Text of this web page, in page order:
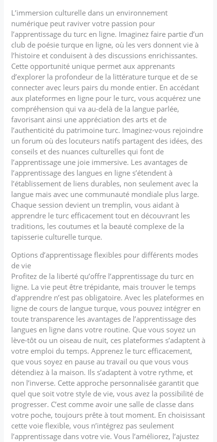
L’immersion culturelle dans un environnement
numérique peut raviver votre passion pour
l’apprentissage du turc en ligne. Imaginez faire partie d’un
club de poésie turque en ligne, où les vers donnent vie à
l’histoire et conduisent à des discussions enrichissantes.
Cette opportunité unique permet aux apprenants
d’explorer la profondeur de la littérature turque et de se
connecter avec leurs pairs du monde entier. En accédant
aux plateformes en ligne pour le turc, vous acquérez une
compréhension qui va au-delà de la langue parlée,
favorisant ainsi une appréciation des arts et de
l’authenticité du patrimoine turc. Imaginez-vous rejoindre
un forum où des locuteurs natifs partagent des idées, des
conseils et des nuances culturelles qui font de
l’apprentissage une joie immersive. Les avantages de
l’apprentissage des langues en ligne s’étendent à
l’établissement de liens durables, non seulement avec la
langue mais avec une communauté mondiale plus large.
Chaque session devient un tremplin, vous aidant à
apprendre le turc efficacement tout en découvrant les
traditions, les coutumes et la beauté complexe de la
tapisserie culturelle turque.
Options d’apprentissage flexibles pour différents modes
de vie
Profitez de la liberté qu’offre l’apprentissage du turc en
ligne. La vie peut être trépidante, mais trouver le temps
d’apprendre n’est pas obligatoire. Avec les plateformes en
ligne de cours de langue turque, vous pouvez intégrer en
toute transparence les avantages de l’apprentissage des
langues en ligne dans votre routine. Que vous soyez un
lève-tôt ou un oiseau de nuit, ces plateformes s’adaptent à
votre emploi du temps. Apprenez le turc efficacement,
que vous soyez en pause au travail ou que vous vous
détendiez à la maison. Ils s’adaptent à votre rythme, et
non l’inverse. Cette approche personnalisée garantit que
quel que soit votre style de vie, vous avez la possibilité de
progresser. C’est comme avoir une salle de classe dans
votre poche, toujours prête à tout moment. En choisissant
cette voie flexible, vous n’intégrez pas seulement
l’apprentissage dans votre vie. Vous l’améliorez, l’ajustez